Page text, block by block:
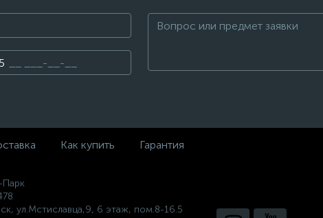
Как купить Гарантия
ул.Мстиславца,9, 6 этаж, пом.8-16.5